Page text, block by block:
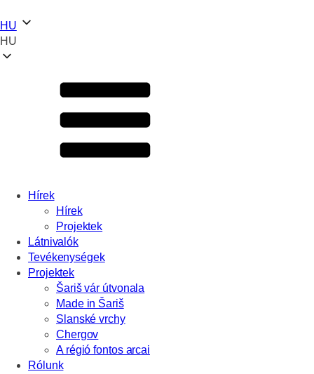
HU
HU
Hírek
Hírek
Projektek
Látnivalók
Tevékenységek
Projektek
Šariš vár útvonala
Made in Šariš
Slanské vrchy
Chergov
A régió fontos arcai
Rólunk